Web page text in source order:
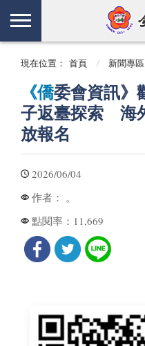
現在位置： 首頁 新聞專區
《僑委會資訊》
子返臺探索 海
放報名
2026/06/04
作者： 。
點閱率： 11,669